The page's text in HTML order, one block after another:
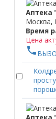
Аптека
Москва,
Время
Цена
phone